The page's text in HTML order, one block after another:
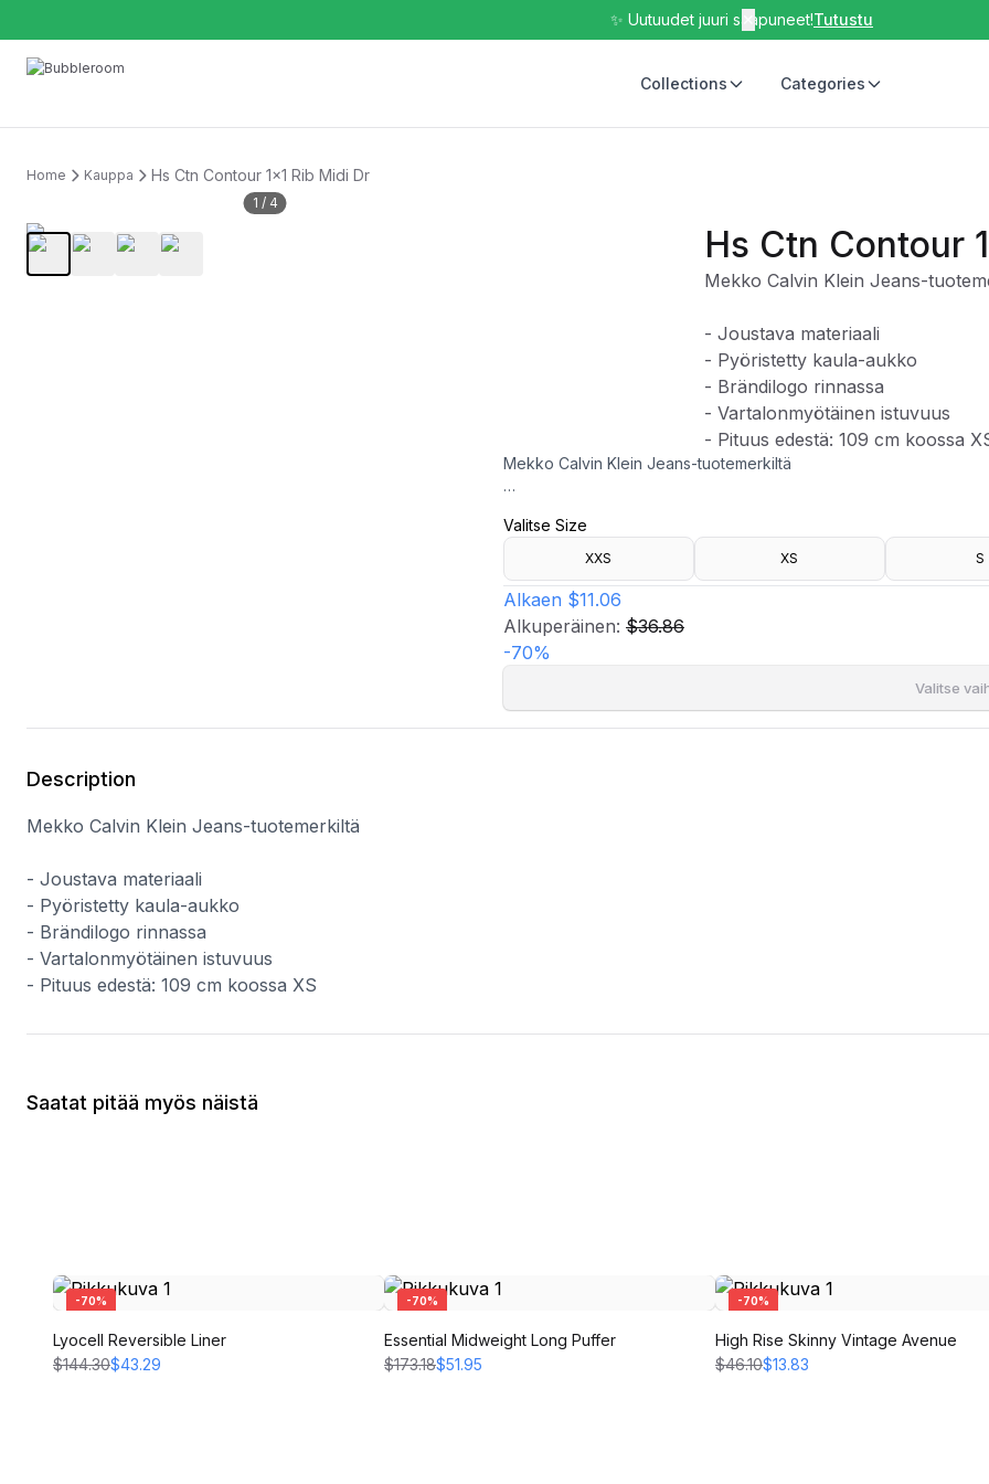
✨ Uutuudet juuri saapuneet!Tutustu
Collections Categories
Home Kauppa Hs Ctn Contour 1x1 Rib Midi Dr
1 / 4
Hs Ctn Contour
Mekko Calvin Klein Jeans-
- Joustava materiaali
- Pyöristetty kaula-aukko
- Brändilogo rinnassa
- Vartalonmyötäinen istuvuus
- Pituus edestä: 109 cm koossa
Mekko Calvin Klein Jeans-tuotemerkiltä
- Pyöristetty kaula-aukko
- Brändilogo rinnassa
- Vartalonmyötäinen istuvuus
- Pituus edestä: 109 cm koossa XS
Valitse Size
XXS XS S
Alkaen $11.06
Alkuperäinen: $36.86
-70%
Valitse
Description
Mekko Calvin Klein Jeans-tuotemerkiltä
- Joustava materiaali
- Pyöristetty kaula-aukko
- Brändilogo rinnassa
- Vartalonmyötäinen istuvuus
- Pituus edestä: 109 cm koossa XS
Saatat pitää myös näistä
-70%
Lyocell Reversible Liner
$144.30$43.29
-70%
Essential Midweight Long Puffer
$173.18$51.95
-70%
High Rise Skinny Vintage Avenue
$46.10$13.83